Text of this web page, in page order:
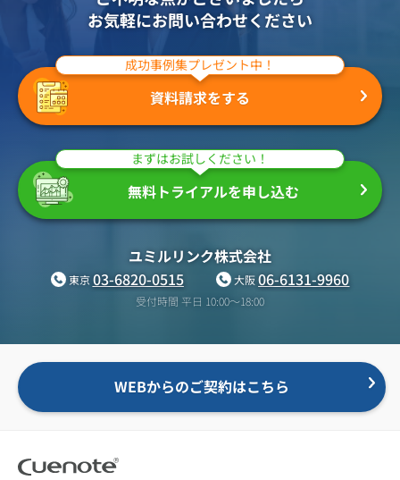
お気軽にお問い合わせください
成功事例集プレゼント中！
資料請求をする
まずはお試しください！
無料トライアルを申し込む
ユミルリンク株式会社
東京03-6820-0515 大阪06-6131-9960
受付時間 平日 10:00〜18:00
WEBからのご契約はこちら